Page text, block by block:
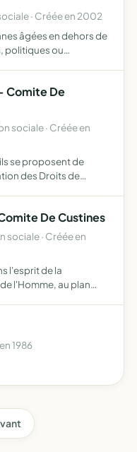
· Créée en 2002
âgées en dehors de
politiques ou
Comite De
sociale · Créée en
se proposent de
des Droits de
De Custines
sociale · Créée en
l'esprit de la
l'Homme, au plan
1986